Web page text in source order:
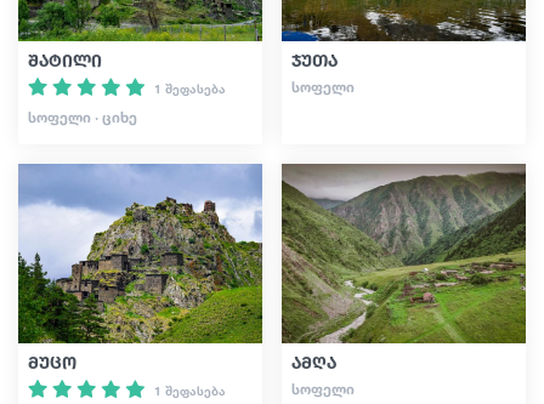
საქართველო
შატილი
1 შეფასება
ᲡᲝᲤᲔᲚᲘ · ᲪᲘᲮᲔ
ჯუთა
ᲡᲝᲤᲔᲚᲘ
მუცო
1 შეფასება
ამღა
ᲡᲝᲤᲔᲚᲘ